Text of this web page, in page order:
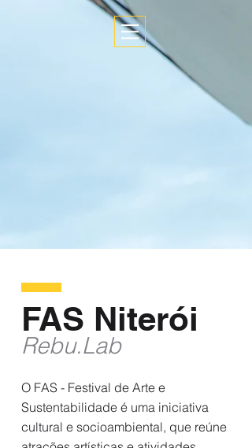
FAS Niterói
Rebu.Lab
O FAS - Festival de Arte e
Sustentabilidade é uma iniciativa
cultural e socioambiental, que reúne